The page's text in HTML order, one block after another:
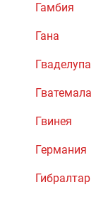
Гамбия
Гана
Гваделупа
Гватемала
Гвинея
Германия
Гибралтар